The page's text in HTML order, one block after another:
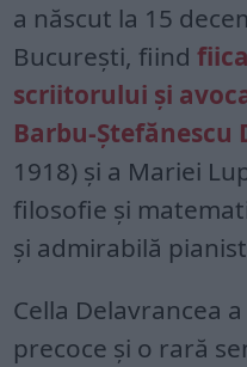
a născut la 15
Bucureşti, fiind
scriitorului şi
Barbu-Ştefănescu
1918) şi a Mariei
filosofie şi
şi admirabilă
Cella Delavrancea
precoce şi o rară